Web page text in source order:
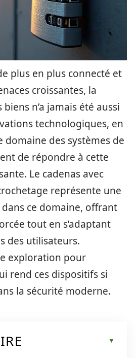
plus en plus connecté et
croissantes, la
n’a jamais été aussi
technologiques, en
domaine des systèmes de
de répondre à cette
Le cadenas avec
représente une
ce domaine, offrant
tout en s’adaptant
des utilisateurs.
exploration pour
rend ces dispositifs si
la sécurité moderne.